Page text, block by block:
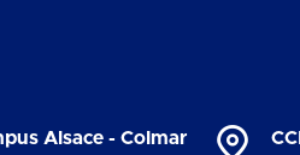
Alsace - Colmar